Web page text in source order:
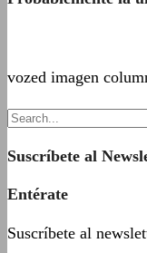
vozed imagen
Suscríbete al
Entérate
Suscríbete al